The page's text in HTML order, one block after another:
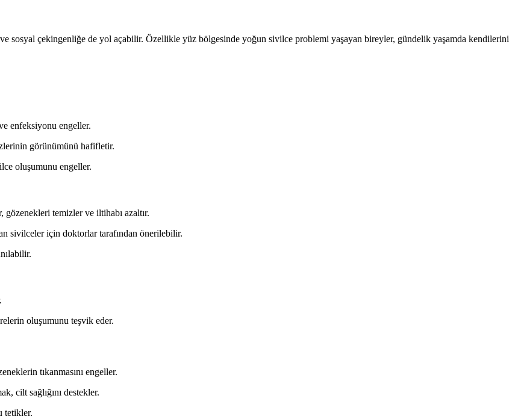
ve sosyal çekingenliğe de yol açabilir. Özellikle yüz bölgesinde yoğun sivilce problemi yaşayan bireyler, gündelik yaşamda kendilerini
enfeksiyonu engeller.
görünümünü hafifletir.
oluşumunu engeller.
temizler ve iltihabı azaltır.
sivilceler için doktorlar tarafından önerilebilir.
oluşumunu teşvik eder.
tıkanmasını engeller.
cilt sağlığını destekler.
tetikler.